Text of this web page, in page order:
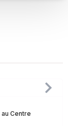
Centre